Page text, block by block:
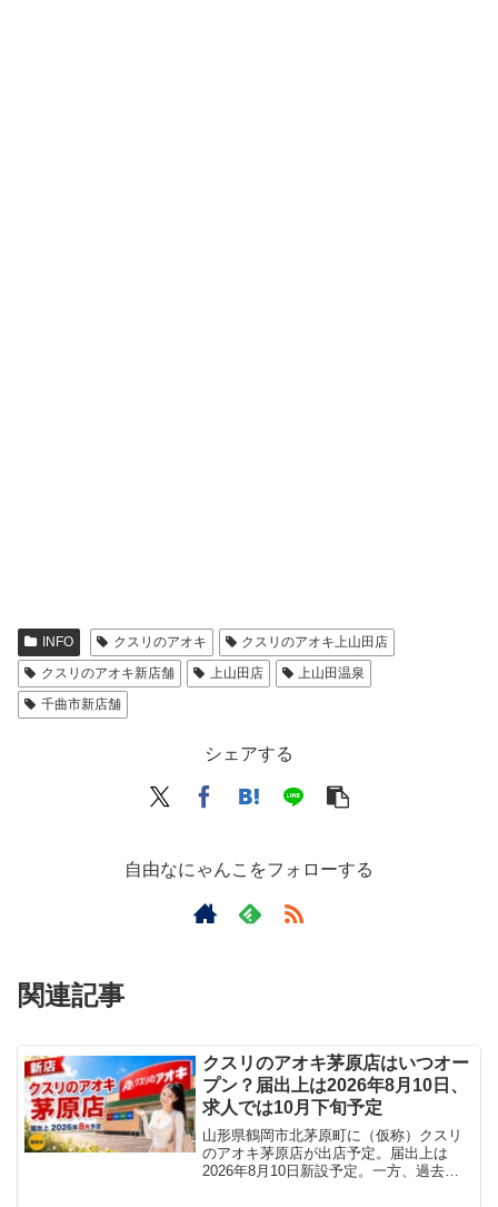
INFO クスリのアオキ
クスリのアオキ上山田店
クスリのアオキ新店舗
上山田店
上山田温泉
千曲市新店舗
シェアする
自由なにゃんこをフォローする
関連記事
クスリのアオキ茅原店はいつオー
プン？届出上は2026年8月10日、
求人では10月下旬予定
山形県鶴岡市北茅原町に（仮称）クスリ
のアオキ茅原店が出店予定。届出上は
2026年8月10日新設予定。一方、過去の